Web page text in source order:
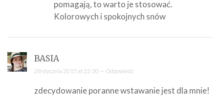
pomagają, to warto je stosować.
Kolorowych i spokojnych snów
BASIA
28 stycznia 2015 at 22:30 — Odpowiedz
zdecydowanie poranne wstawanie jest dla mnie!